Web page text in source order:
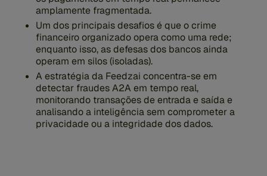
amplamente fragmentada.
Um dos principais desafios é que o crime
financeiro organizado opera como uma rede;
enquanto isso, as defesas dos bancos ainda
operam em silos (isoladas).
A estratégia da Feedzai concentra-se em
detectar fraudes A2A em tempo real,
monitorando transações de entrada e saída e
analisando a inteligência sem comprometer a
privacidade ou a integridade dos dados.